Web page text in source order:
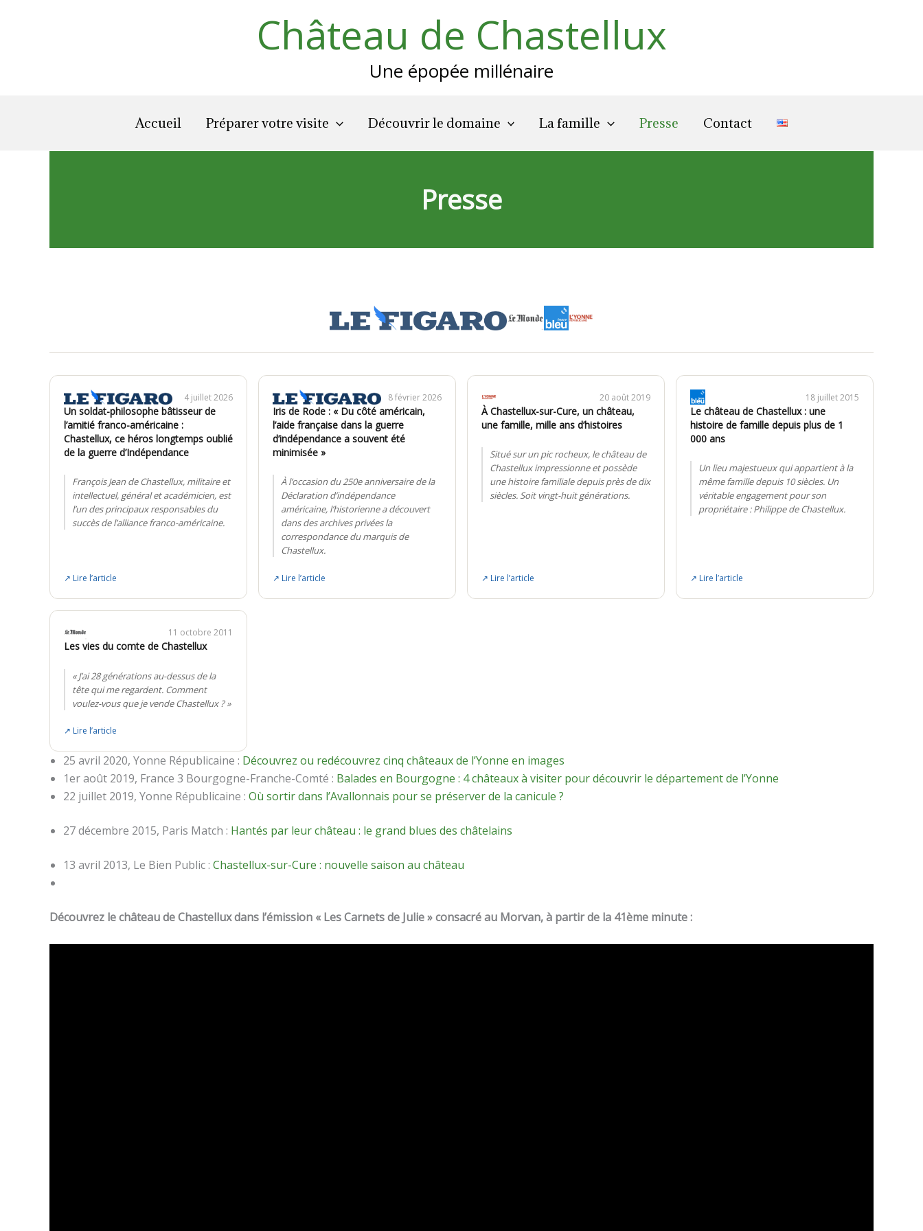
Château de Chastellux
Une épopée millénaire
Accueil Préparer votre visite Découvrir le domaine La famille Presse Contact
Presse
4 juillet 2026
Un soldat-philosophe bâtisseur de
l’amitié franco-américaine :
Chastellux, ce héros longtemps oublié
de la guerre d’Indépendance
François Jean de Chastellux, militaire et
intellectuel, général et académicien, est
l’un des principaux responsables du
succès de l’alliance franco-américaine.
↗ Lire l’article
8 février 2026
Iris de Rode : « Du côté américain,
l’aide française dans la guerre
d’indépendance a souvent été
minimisée »
À l’occasion du 250e anniversaire de la
Déclaration d’indépendance
américaine, l’historienne a découvert
dans des archives privées la
correspondance du marquis de
Chastellux.
↗ Lire l’article
20 août 2019
À Chastellux-sur-Cure, un château,
une famille, mille ans d’histoires
Situé sur un pic rocheux, le château de
Chastellux impressionne et possède
une histoire familiale depuis près de dix
siècles. Soit vingt-huit générations.
↗ Lire l’article
18 juillet 2015
Le château de Chastellux : une
histoire de famille depuis plus de 1
000 ans
Un lieu majestueux qui appartient à la
même famille depuis 10 siècles. Un
véritable engagement pour son
propriétaire : Philippe de Chastellux.
↗ Lire l’article
11 octobre 2011
Les vies du comte de Chastellux
« J’ai 28 générations au-dessus de la
tête qui me regardent. Comment
voulez-vous que je vende Chastellux ? »
↗ Lire l’article
25 avril 2020, Yonne Républicaine : Découvrez ou redécouvrez cinq châteaux de l’Yonne en images
1er août 2019, France 3 Bourgogne-Franche-Comté : Balades en Bourgogne : 4 châteaux à visiter pour découvrir le département de l’Yonne
22 juillet 2019, Yonne Républicaine : Où sortir dans l’Avallonnais pour se préserver de la canicule ?
27 décembre 2015, Paris Match : Hantés par leur château : le grand blues des châtelains
13 avril 2013, Le Bien Public : Chastellux-sur-Cure : nouvelle saison au château
Découvrez le château de Chastellux dans l’émission « Les Carnets de Julie » consacré au Morvan, à partir de la 41ème minute :